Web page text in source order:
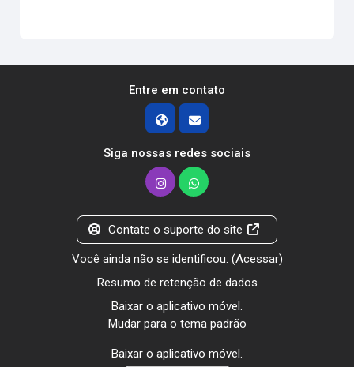
Entre em contato
Siga nossas redes sociais
Contate o suporte do site
Você ainda não se identificou. (Acessar)
Resumo de retenção de dados
Baixar o aplicativo móvel.
Mudar para o tema padrão
Baixar o aplicativo móvel.